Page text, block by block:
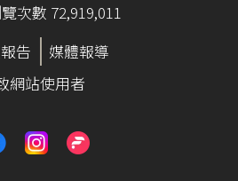
條之1 ：「企業經營者使用定型
得記載事項者，除法律另有處罰
機關令其限期改正而屆期不改正
萬元以上三十萬元以下罰鍰；經
次數 72,919,011
告
媒體報導
網站使用者